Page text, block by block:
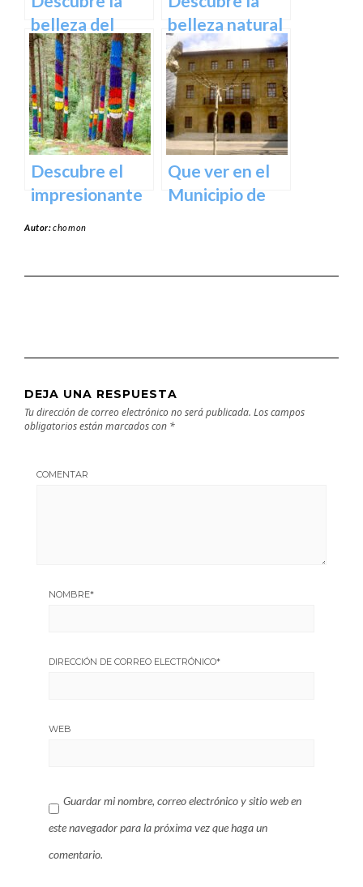
España
belleza del
Santuario de
Arantzazu en
Guipuzcoa –
Guía turística y
cultural
belleza natural
del Parque
Natural de
Aralar en tu
próxima
escapada
Descubre el
impresionante
Que ver en el
Municipio de
Autor:chomon
DEJA UNA RESPUESTA
Tu dirección de correo electrónico no será publicada. Los campos
obligatorios están marcados con *
COMENTAR
NOMBRE*
DIRECCIÓN DE CORREO ELECTRÓNICO*
WEB
Guardar mi nombre, correo electrónico y sitio web en
este navegador para la próxima vez que haga un
comentario.